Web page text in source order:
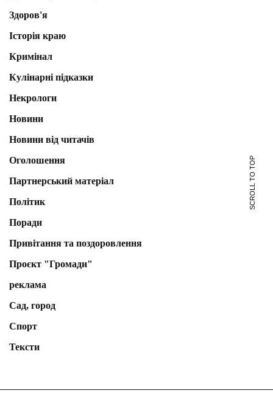
Здоров'я
Історія краю
Кримінал
Кулінарні підказки
Некрологи
Новини
Новини від читачів
Оголошення
Партнерський матеріал
Політик
Поради
Привітання та поздоровлення
Проєкт "Громади"
реклама
Сад, город
Спорт
Тексти
SCROLL TO TOP